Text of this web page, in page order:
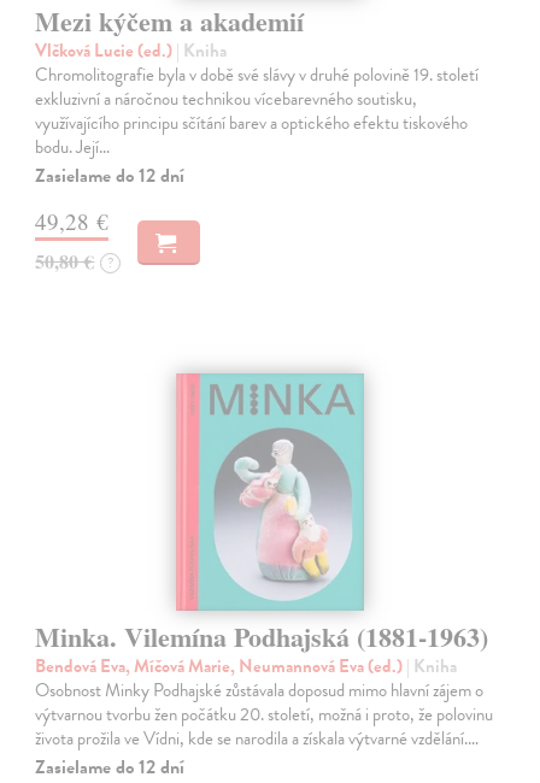
Mezi kýčem a akademií
Vlčková Lucie (ed.)| Kniha
Chromolitografie byla v době své slávy v druhé polovině 19. století
exkluzivní a náročnou technikou vícebarevného soutisku,
využívajícího principu sčítání barev a optického efektu tiskového
bodu. Její…
Zasielame do 12 dní
49,28 €
50,80 € ?
Minka. Vilemína Podhajská (1881-1963)
Bendová Eva, Míčová Marie, Neumannová Eva (ed.)| Kniha
Osobnost Minky Podhajské zůstávala doposud mimo hlavní zájem o
výtvarnou tvorbu žen počátku 20. století, možná i proto, že polovinu
života prožila ve Vídni, kde se narodila a získala výtvarné vzdělání.…
Zasielame do 12 dní